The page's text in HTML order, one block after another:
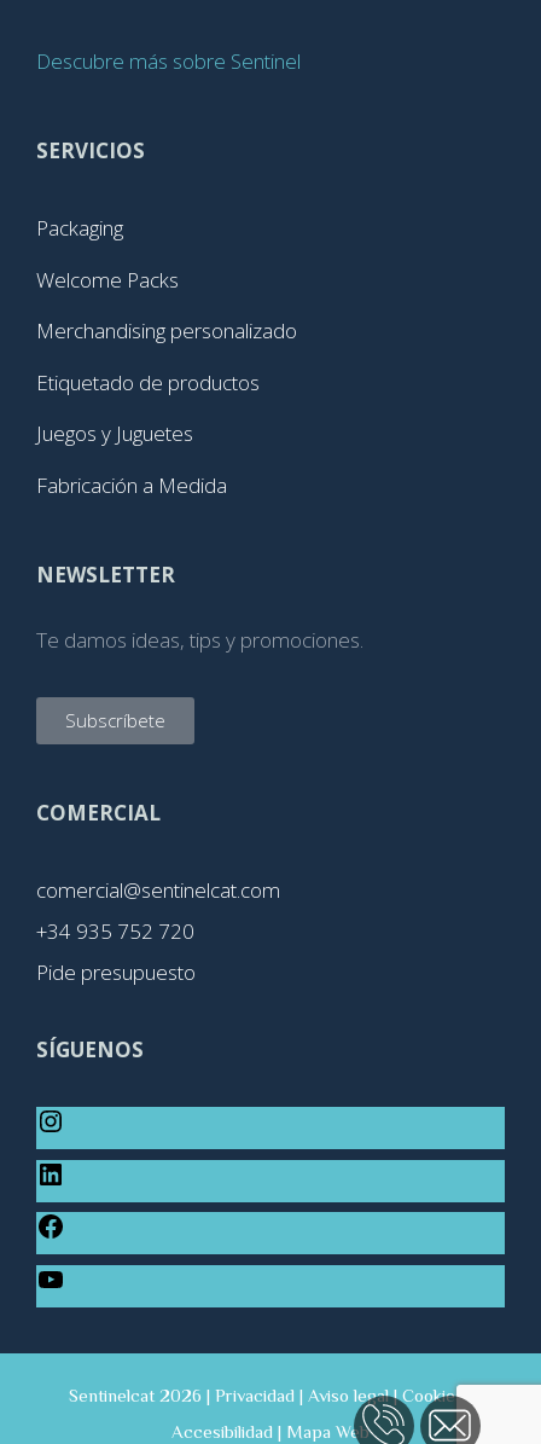
Descubre más sobre Sentinel
SERVICIOS
Packaging
Welcome Packs
Merchandising personalizado
Etiquetado de productos
Juegos y Juguetes
Fabricación a Medida
NEWSLETTER
Te damos ideas, tips y promociones.
Subscríbete
COMERCIAL
comercial@sentinelcat.com
+34 935 752 720
Pide presupuesto
SÍGUENOS
Sentinelcat 2026 | Privacidad | Aviso legal|Cookies|
Accesibilidad | Mapa Web